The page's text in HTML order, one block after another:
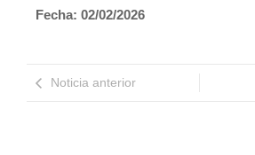
Fecha: 02/02/2026
Noticia anterior